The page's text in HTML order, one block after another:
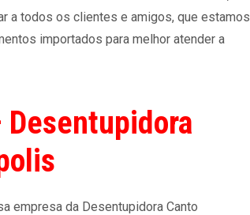
a todos os clientes e amigos, que estamos
importados para melhor atender a
empresa da Desentupidora Canto